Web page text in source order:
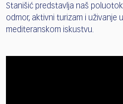
Stanišić predstavlja naš
odmor, aktivni turizam i uživanje
mediteranskom iskustvu.